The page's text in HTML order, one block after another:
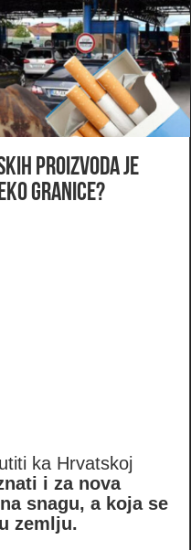
proizvoda je
granice?
ka Hrvatskoj
i za nova
snagu, a koja se
zemlju.